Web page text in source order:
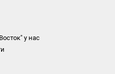
у нас